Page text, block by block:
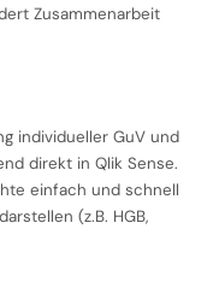
Zusammenarbeit
individueller GuV und
direkt in Qlik Sense.
einfach und schnell
(z.B. HGB,